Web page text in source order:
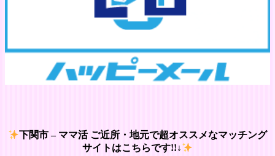
下関市 – ママ活 ご近所・地元で超オススメなマッチング
サイトはこちらです!!↓